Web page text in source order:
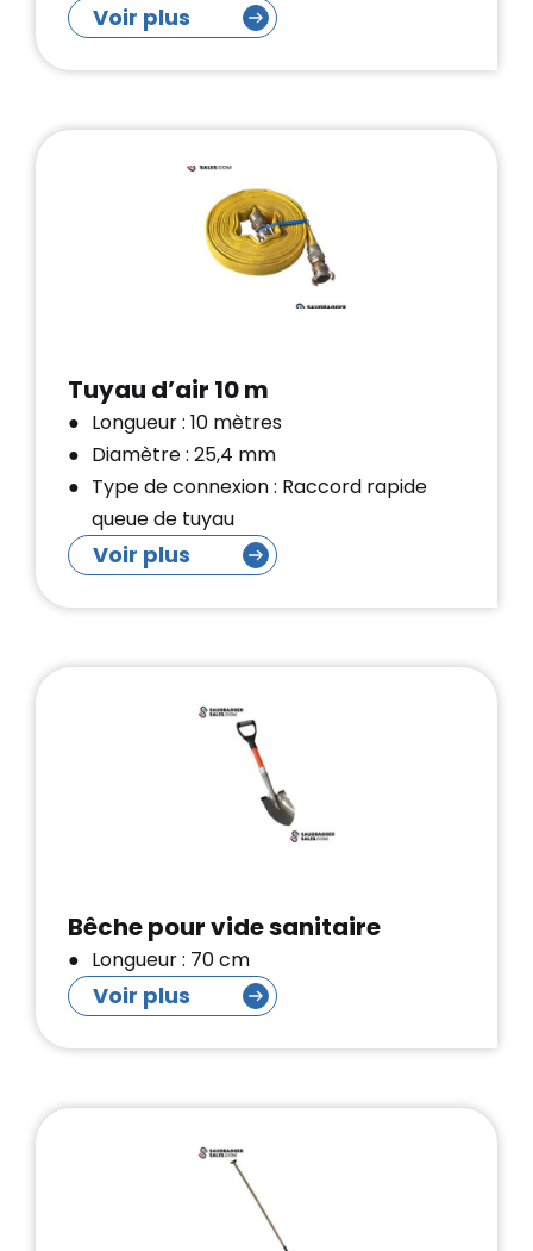
Voir plus
Tuyau d’air 10 m
Longueur : 10 mètres
Diamètre : 25,4 mm
Type de connexion : Raccord rapide
queue de tuyau
Voir plus
Bêche pour vide sanitaire
Longueur : 70 cm
Voir plus